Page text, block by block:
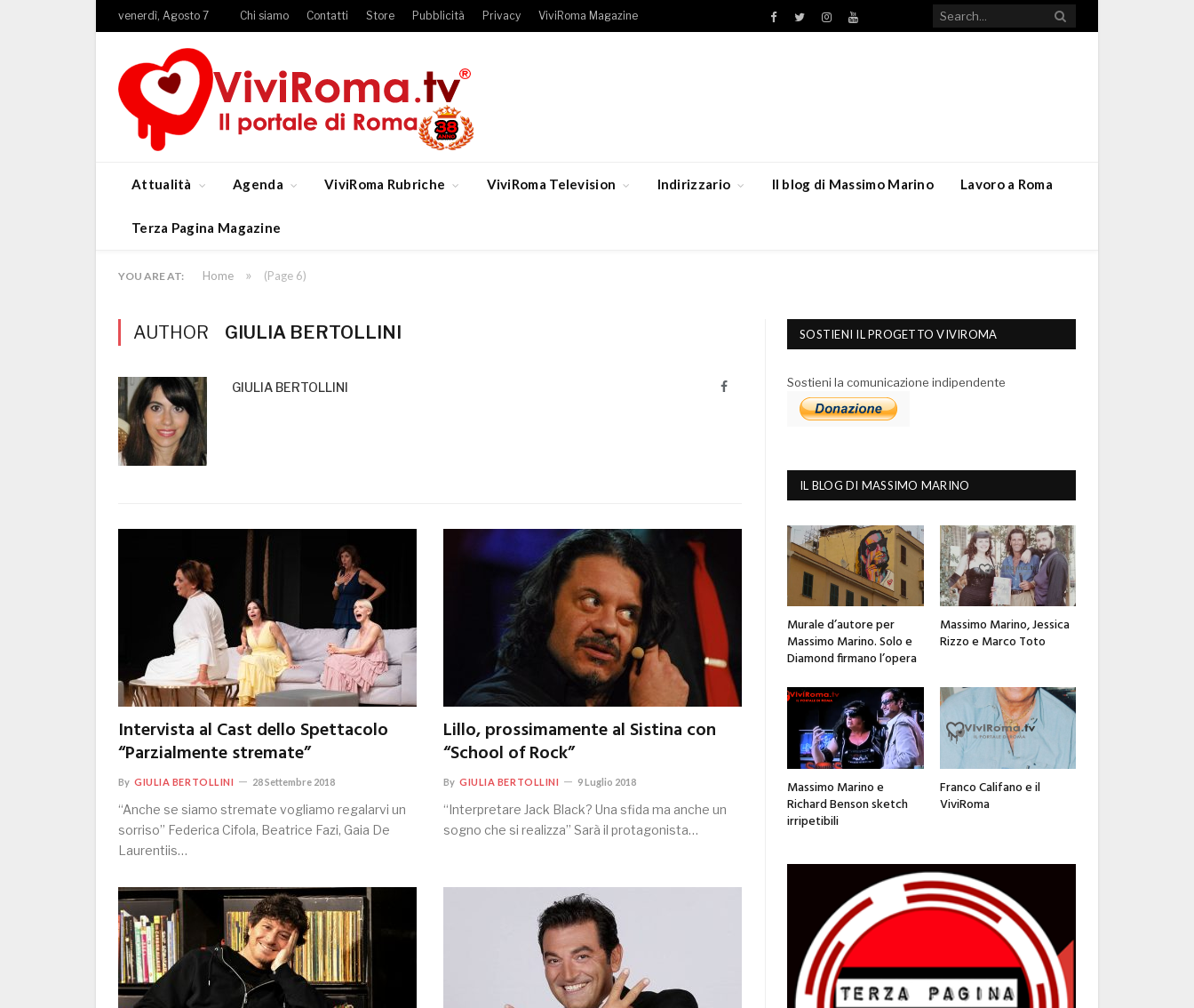
venerdì, Agosto 7 Chi siamo Contatti Store Pubblicità Privacy ViviRoma Magazine Facebook
TwitterInstagramYouTube
Attualità Agenda ViviRoma Rubriche ViviRoma Television Indirizzario Il blog di Massimo Marino Lavoro a Roma
Terza Pagina Magazine
YOU ARE AT: Home » (Page 6)
AUTHOR GIULIA BERTOLLINI
GIULIA BERTOLLINI Facebook
Intervista al Cast dello Spettacolo
“Parzialmente stremate”
By GIULIA BERTOLLINI 28 Settembre 2018
“Anche se siamo stremate vogliamo regalarvi un
sorriso” Federica Cifola, Beatrice Fazi, Gaia De
Laurentiis…
Lillo, prossimamente al Sistina con
“School of Rock”
By GIULIA BERTOLLINI 9 Luglio 2018
“Interpretare Jack Black? Una sfida ma anche un
sogno che si realizza” Sarà il protagonista…
SOSTIENI IL PROGETTO VIVIROMA
Sostieni la comunicazione indipendente
IL BLOG DI MASSIMO MARINO
Murale d’autore per
Massimo Marino. Solo e
Diamond firmano l’opera
Massimo Marino, Jessica
Rizzo e Marco Toto
Massimo Marino e
Richard Benson sketch
irripetibili
Franco Califano e il
ViviRoma